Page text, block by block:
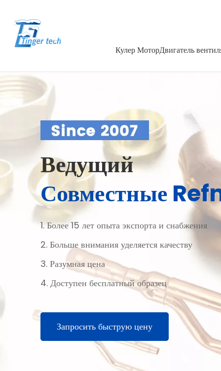
Кулер МоторДвигатель
Ведущий
Совместные
1. Более 15 лет опыта экспорта и снабжения
2. Больше внимания уделяется качеству
3. Разумная цена
4. Доступен бесплатный образец
Запросить быструю цену